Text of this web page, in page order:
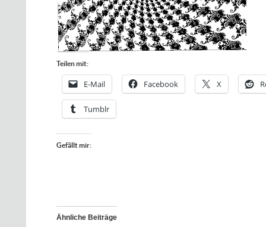
Teilen mit:
E-Mail Facebook X
Tumblr
Gefällt mir:
Ähnliche Beiträge